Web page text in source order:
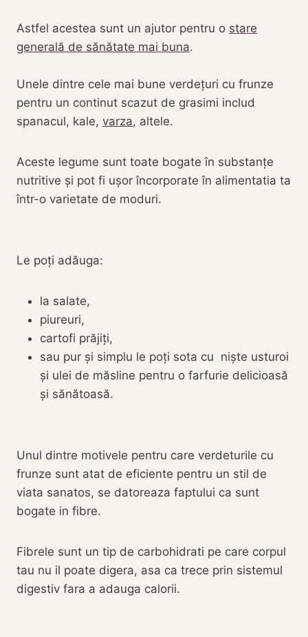
Astfel acestea sunt un ajutor pentru o stare
generală de sănătate mai buna.
Unele dintre cele mai bune verdețuri cu frunze
pentru un continut scazut de grasimi includ
spanacul, kale, varza, altele.
Aceste legume sunt toate bogate în substanțe
nutritive și pot fi ușor încorporate în alimentatia ta
într-o varietate de moduri.
Le poți adăuga:
la salate,
piureuri,
cartofi prăjiți,
sau pur și simplu le poți sota cu niște usturoi
și ulei de măsline pentru o farfurie delicioasă
și sănătoasă.
Unul dintre motivele pentru care verdeturile cu
frunze sunt atat de eficiente pentru un stil de
viata sanatos, se datoreaza faptului ca sunt
bogate in fibre.
Fibrele sunt un tip de carbohidrati pe care corpul
tau nu il poate digera, asa ca trece prin sistemul
digestiv fara a adauga calorii.